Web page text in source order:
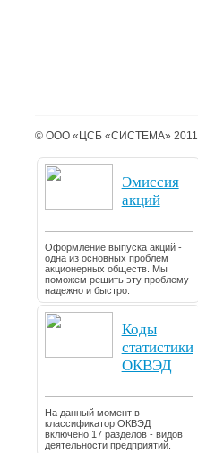
© ООО «ЦСБ «СИСТЕМА» 2011
Эмиссия
акций
Оформление выпуска акций -
одна из основных проблем
акционерных обществ. Мы
поможем решить эту проблему
надежно и быстро.
Коды
статистики
ОКВЭД
На данный момент в
классификатор ОКВЭД
включено 17 разделов - видов
деятельности предприятий.